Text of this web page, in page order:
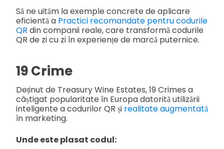
Să ne uităm la exemple concrete de aplicare
eficientă a Practici recomandate pentru codurile
QR din companii reale, care transformă codurile
QR de zi cu zi în experiențe de marcă puternice.
19 Crime
Deținut de Treasury Wine Estates, 19 Crimes a
câștigat popularitate în Europa datorită utilizării
inteligente a codurilor QR și realitate augmentată
în marketing.
Unde este plasat codul: